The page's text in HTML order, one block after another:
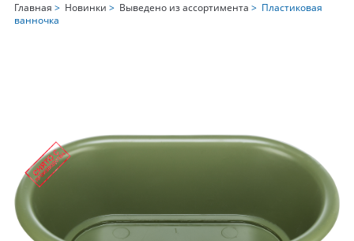
Главная > Новинки > Выведено из ассортимента > Пластиковая
ванночка